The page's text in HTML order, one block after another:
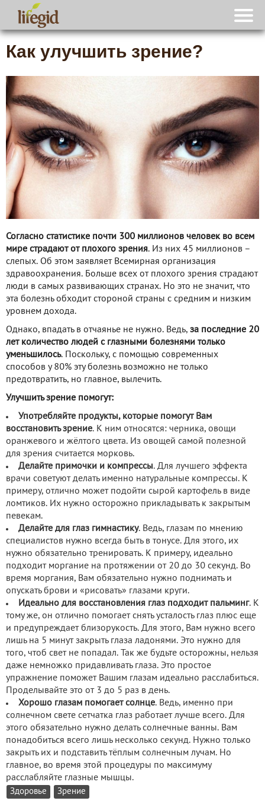
Как улучшить зрение?
Согласно статистике почти 300 миллионов человек во всем
мире страдают от плохого зрения. Из них 45 миллионов –
слепых. Об этом заявляет Всемирная организация
здравоохранения. Больше всех от плохого зрения страдают
люди в самых развивающих странах. Но это не значит, что
эта болезнь обходит стороной страны с средним и низким
уровнем дохода.
Однако, впадать в отчаянье не нужно. Ведь, за последние 20
лет количество людей с глазными болезнями только
уменьшилось. Поскольку, с помощью современных
способов у 80% эту болезнь возможно не только
предотвратить, но главное, вылечить.
Улучшить зрение помогут:
Употребляйте продукты, которые помогут Вам
восстановить зрение. К ним относятся: черника, овощи
оранжевого и жёлтого цвета. Из овощей самой полезной
для зрения считается морковь.
Делайте примочки и компрессы. Для лучшего эффекта
врачи советуют делать именно натуральные компрессы. К
примеру, отлично может подойти сырой картофель в виде
ломтиков. Их нужно осторожно прикладывать к закрытым
певекам.
Делайте для глаз гимнастику. Ведь, глазам по мнению
специалистов нужно всегда быть в тонусе. Для этого, их
нужно обязательно тренировать. К примеру, идеально
подходит моргание на протяжении от 20 до 30 секунд. Во
время моргания, Вам обязательно нужно поднимать и
опускать брови и «рисовать» глазами круги.
Идеально для восстановления глаз подходит пальминг. К
тому же, он отлично помогает снять усталость глаз плюс еще
и предупреждает близорукость. Для этого, Вам нужно всего
лишь на 5 минут закрыть глаза ладонями. Это нужно для
того, чтоб свет не попадал. Так же будьте осторожны, нельзя
даже немножко придавливать глаза. Это простое
упражнение поможет Вашим глазам идеально расслабиться.
Проделывайте это от 3 до 5 раз в день.
Хорошо глазам помогает солнце. Ведь, именно при
солнечном свете сетчатка глаз работает лучше всего. Для
этого обязательно нужно делать солнечные ванны. Вам
понадобиться всего лишь несколько секунд. Нужно только
закрыть их и подставить тёплым солнечным лучам. Но
главное, во время этой процедуры по максимуму
расслабляйте глазные мышцы.
Здоровье Зрение